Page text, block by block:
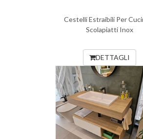
Cestelli Estraibili Per
Scolapiatti Inox
DETTAGLI